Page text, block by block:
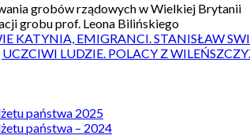
grobów rządowych w Wielkiej Brytanii
grobu prof. Leona Bilińskiego
KATYNIA, EMIGRANCI. STANISŁAW
LUDZIE. POLACY Z
państwa 2025
państwa – 2024